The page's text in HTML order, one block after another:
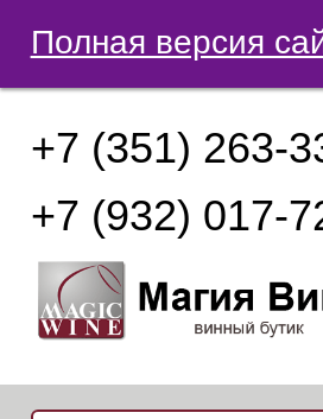
Полная версия
+7 (351) 263-
+7 (932) 017-